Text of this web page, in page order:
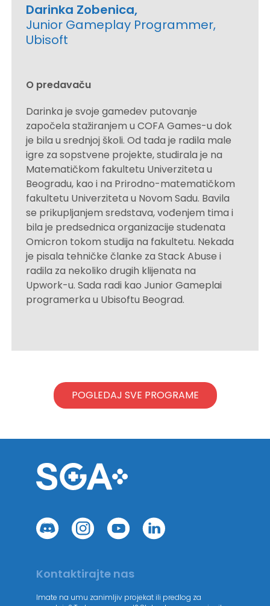
Darinka Zobenica,
Junior Gameplay Programmer,
Ubisoft
O predavaču
Darinka je svoje gamedev putovanje
započela stažiranjem u COFA Games-u dok
je bila u srednjoj školi. Od tada je radila male
igre za sopstvene projekte, studirala je na
Matematičkom fakultetu Univerziteta u
Beogradu, kao i na Prirodno-matematičkom
fakultetu Univerziteta u Novom Sadu. Bavila
se prikupljanjem sredstava, vođenjem tima i
bila je predsednica organizacije studenata
Omicron tokom studija na fakultetu. Nekada
je pisala tehničke članke za Stack Abuse i
radila za nekoliko drugih klijenata na
Upwork-u. Sada radi kao Junior Gameplai
programerka u Ubisoftu Beograd.
POGLEDAJ SVE PROGRAME
Kontaktirajte nas
Imate na umu zanimljiv projekat ili predlog za